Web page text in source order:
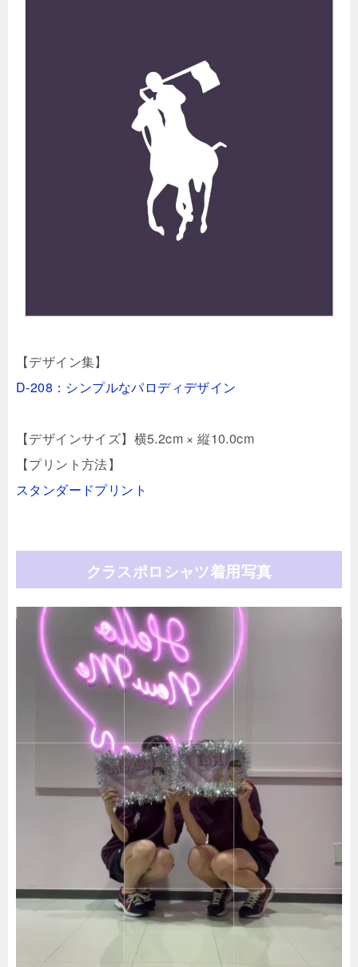
【デザイン集】
D-208：シンプルなパロディデザイン
【デザインサイズ】横5.2cm × 縦10.0cm
【プリント方法】
スタンダードプリント
クラスポロシャツ着用写真